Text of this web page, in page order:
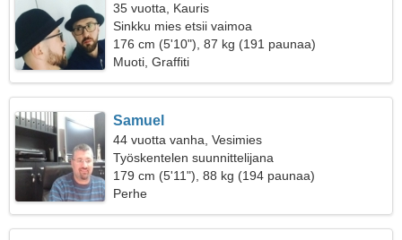
35 vuotta, Kauris
Sinkku mies etsii vaimoa
176 cm (5'10"), 87 kg (191 paunaa)
Muoti, Graffiti
Samuel
44 vuotta vanha, Vesimies
Työskentelen suunnittelijana
179 cm (5'11"), 88 kg (194 paunaa)
Perhe